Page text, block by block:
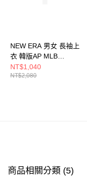
NEW ERA 男女 長袖上
衣 韓版AP MLB
COLOR BLOCK TL43
紐約洋基
NT$1,040
NT$2,080
商品相關分類 (5)